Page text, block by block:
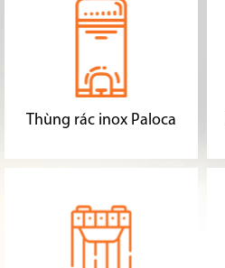
Thùng rác inox Paloca